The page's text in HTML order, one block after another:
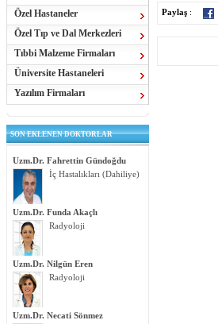
Özel Hastaneler
Özel Tıp ve Dal Merkezleri
Tıbbi Malzeme Firmaları
Üniversite Hastaneleri
Yazılım Firmaları
SON EKLENEN DOKTORLAR
Uzm.Dr. Fahrettin Gündoğdu
İç Hastalıkları (Dahiliye)
Uzm.Dr. Funda Akaçlı
Radyoloji
Uzm.Dr. Nilgün Eren
Radyoloji
Uzm.Dr. Necati Sönmez
Paylaş :